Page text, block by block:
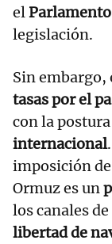
el
legislación.
Sin embargo,
tasas por el
con la postura
internacional
imposición
Ormuz es un
los canales de
libertad de